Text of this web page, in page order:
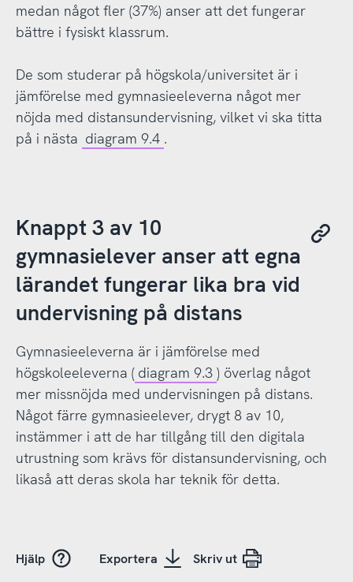
medan något fler (37%) anser att det fungerar
bättre i fysiskt klassrum.
De som studerar på högskola/universitet är i
jämförelse med gymnasieeleverna något mer
nöjda med distansundervisning, vilket vi ska titta
på i nästa diagram 9.4 .
Knappt 3 av 10
gymnasielever anser att egna
lärandet fungerar lika bra vid
undervisning på distans
Gymnasieeleverna är i jämförelse med
högskoleeleverna ( diagram 9.3 ) överlag något
mer missnöjda med undervisningen på distans.
Något färre gymnasieelever, drygt 8 av 10,
instämmer i att de har tillgång till den digitala
utrustning som krävs för distansundervisning, och
likaså att deras skola har teknik för detta.
Hjälp Exportera Skriv ut